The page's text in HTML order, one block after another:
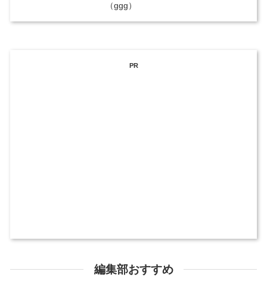
（ggg）
PR
編集部おすすめ